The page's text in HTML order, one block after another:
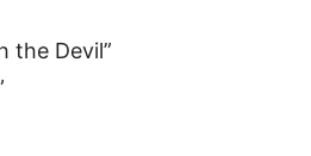
the Devil”